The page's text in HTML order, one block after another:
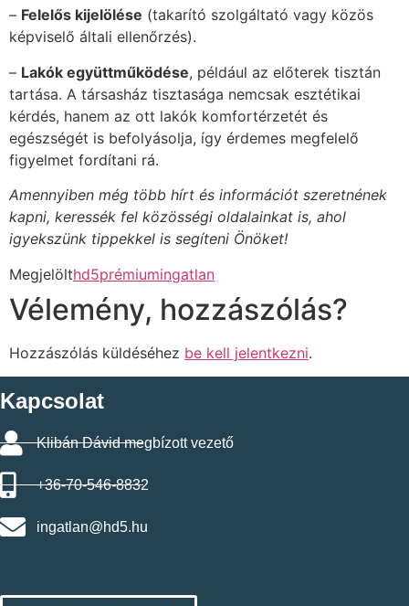
– Felelős kijelölése (takarító szolgáltató vagy közös
képviselő általi ellenőrzés).
– Lakók együttműködése, például az előterek tisztán
tartása. A társasház tisztasága nemcsak esztétikai
kérdés, hanem az ott lakók komfortérzetét és
egészségét is befolyásolja, így érdemes megfelelő
figyelmet fordítani rá.
Amennyiben még több hírt és információt szeretnének
kapni, keressék fel közösségi oldalainkat is, ahol
igyekszünk tippekkel is segíteni Önöket!
Megjelölthd5prémiumingatlan
Vélemény, hozzászólás?
Hozzászólás küldéséhez be kell jelentkezni.
Kapcsolat
Klibán Dávid megbízott vezető
+36-70-546-8832
ingatlan@hd5.hu